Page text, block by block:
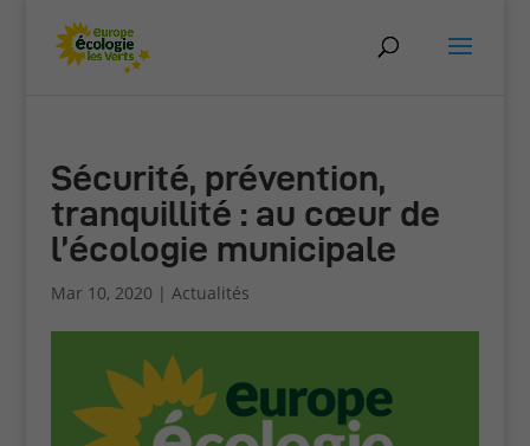
Sécurité, prévention,
tranquillité : au cœur de
l’écologie municipale
Mar 10, 2020 | Actualités